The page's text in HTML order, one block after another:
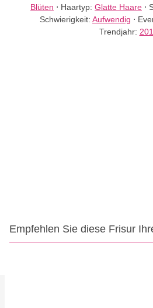
Blüten ⋅ Haartyp: Glatte Haare ⋅
Schwierigkeit: Aufwendig ⋅
Trendjahr:
Empfehlen Sie diese Frisur